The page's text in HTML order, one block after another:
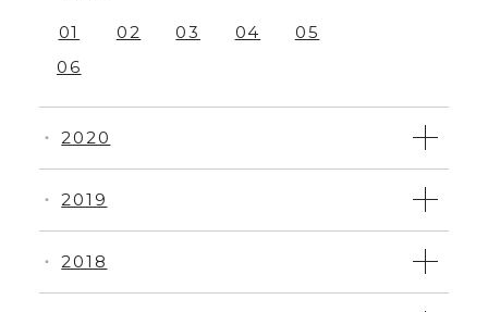
・ 2018
・ 2019
・ 2020
01 02 03 04
05
06